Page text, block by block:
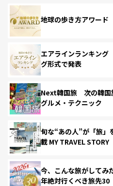
地球の歩き方アワード
エアラインランキン
グ形式で発表
Next韓国旅 次の韓国
グルメ・テクニック
旬な“あの人”が「旅」
載 MY TRAVEL STORY
今、こんな旅がしてみ
年絶対行くべき旅先30